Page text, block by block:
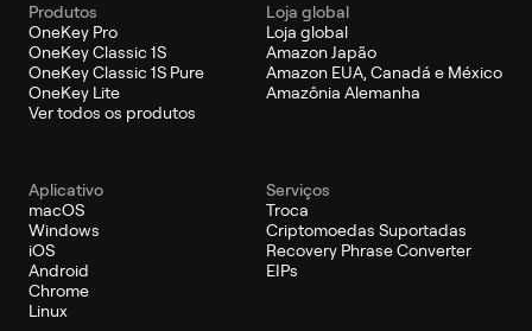
Produtos
OneKey Pro
OneKey Classic 1S
OneKey Classic 1S Pure
OneKey Lite
Ver todos os produtos
Loja global
Loja global
Amazon Japão
Amazon EUA, Canadá e México
Amazônia Alemanha
Aplicativo
macOS
Windows
iOS
Android
Chrome
Linux
Serviços
Troca
Criptomoedas Suportadas
Recovery Phrase Converter
EIPs